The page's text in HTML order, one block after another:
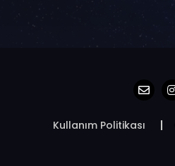
Kullanım Politikası